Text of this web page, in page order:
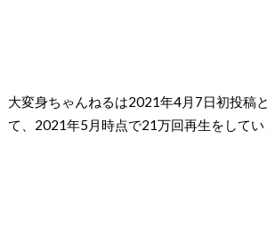
大変身ちゃんねるは2021年4月7日初投稿
て、2021年5月時点で21万回再生をしてい